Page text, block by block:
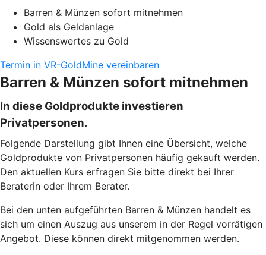
Barren & Münzen sofort mitnehmen
Gold als Geldanlage
Wissenswertes zu Gold
Termin in VR-GoldMine vereinbaren
Barren & Münzen sofort mitnehmen
In diese Goldprodukte investieren
Privatpersonen.
Folgende Darstellung gibt Ihnen eine Übersicht, welche
Goldprodukte von Privatpersonen häufig gekauft werden.
Den aktuellen Kurs erfragen Sie bitte direkt bei Ihrer
Beraterin oder Ihrem Berater.
Bei den unten aufgeführten Barren & Münzen handelt es
sich um einen Auszug aus unserem in der Regel vorrätigen
Angebot. Diese können direkt mitgenommen werden.